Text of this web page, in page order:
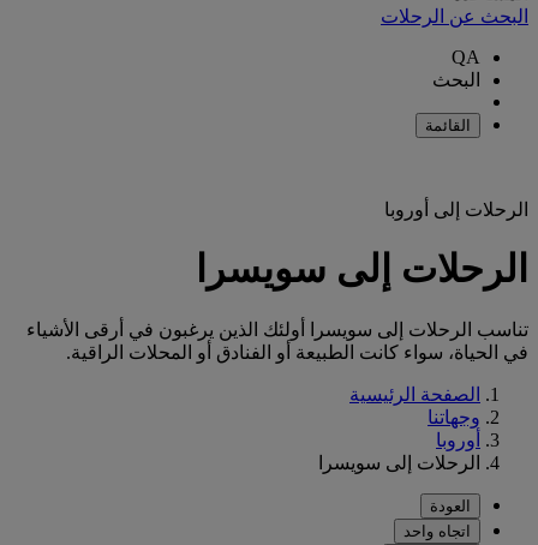
البحث عن الرحلات
QA
البحث
القائمة
الرحلات إلى أوروبا
الرحلات إلى سويسرا
تناسب الرحلات إلى سويسرا أولئك الذين يرغبون في أرقى الأشياء
في الحياة، سواء كانت الطبيعة أو الفنادق أو المحلات الراقية.
الصفحة الرئيسية
وجهاتنا
أوروبا
الرحلات إلى سويسرا
العودة
اتجاه واحد